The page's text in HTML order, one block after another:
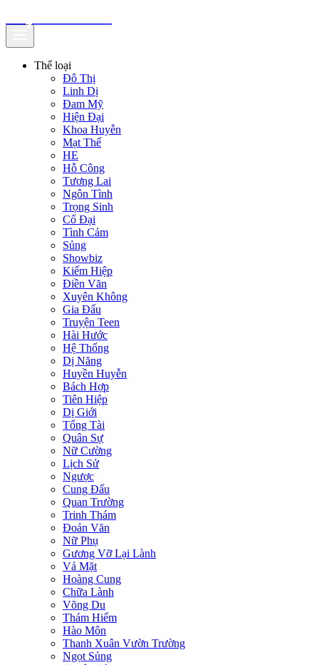
Thể loại
Đô Thị
Linh Dị
Đam Mỹ
Hiện Đại
Khoa Huyễn
Mạt Thế
HE
Hỗ Công
Tương Lai
Ngôn Tình
Trọng Sinh
Cổ Đại
Tình Cảm
Sủng
Showbiz
Kiếm Hiệp
Điền Văn
Xuyên Không
Gia Đấu
Truyện Teen
Hài Hước
Hệ Thống
Dị Năng
Huyền Huyễn
Bách Hợp
Tiên Hiệp
Dị Giới
Tổng Tài
Quân Sự
Nữ Cường
Lịch Sử
Ngược
Cung Đấu
Quan Trường
Trinh Thám
Đoản Văn
Nữ Phụ
Gương Vỡ Lại Lành
Vả Mặt
Hoàng Cung
Chữa Lành
Võng Du
Thám Hiểm
Hào Môn
Thanh Xuân Vườn Trường
Ngọt Sủng